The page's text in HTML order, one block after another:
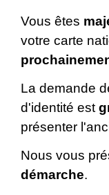
Vous êtes
votre carte
La demande
d'identité est
présenter
Nous vous
démarche.